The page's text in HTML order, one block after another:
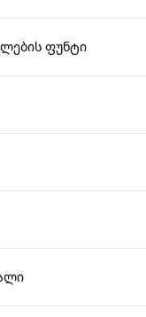
ფუნტი